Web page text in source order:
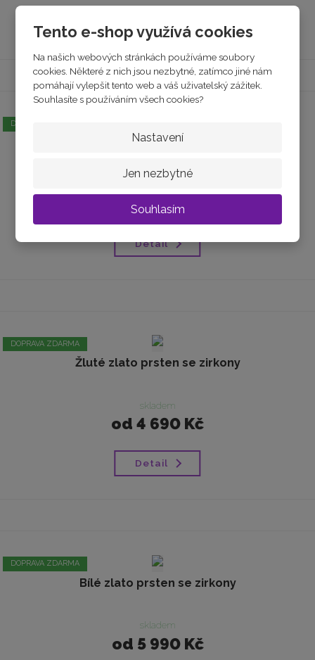
Tento e-shop využívá cookies
Na našich webových stránkách používáme soubory
cookies. Některé z nich jsou nezbytné, zatímco jiné nám
pomáhají vylepšit tento web a váš uživatelský zážitek.
Souhlasíte s používáním všech cookies?
Nastavení
Jen nezbytné
Souhlasím
Detail
DOPRAVA ZDARMA
Žluté zlato prsten se SRDCEM a zirkony
od5 890 Kč
Detail
DOPRAVA ZDARMA
Žluté zlato prsten se zirkony
skladem
od 4 690 Kč
Detail
DOPRAVA ZDARMA
Bílé zlato prsten se zirkony
skladem
od 5 990 Kč